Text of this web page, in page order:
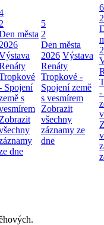
2
města
2026
Spojení
s
Zobrazit
dne
5
2
Den města
2026 Výstava
Renáty
Tropkové -
Spojení země
s vesmírem
Zobrazit
všechny
záznamy ze
dne
6
2
-